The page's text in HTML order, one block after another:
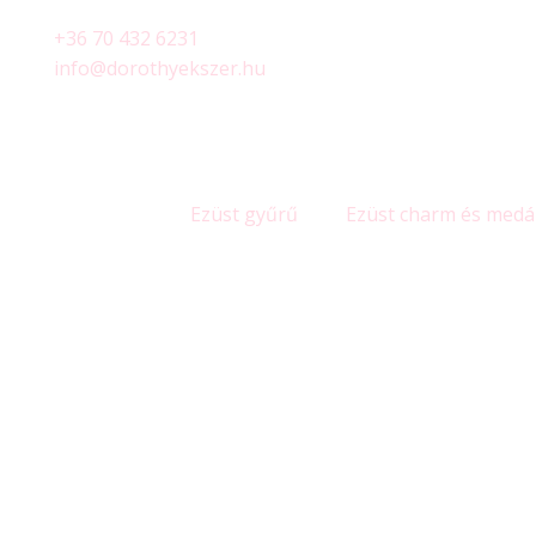
+36 70 432 6231
info@dorothyekszer.hu
Ezüst gyűrű Ezüst charm és